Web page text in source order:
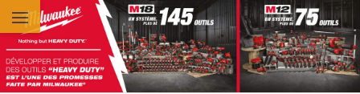
Aller au contenu principal